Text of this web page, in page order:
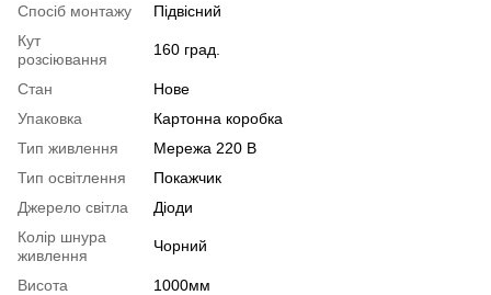
Спосіб монтажу
Підвісний
Кут
розсіювання
160 град.
Стан
Нове
Упаковка
Картонна коробка
Тип живлення
Мережа 220 В
Тип освітлення
Покажчик
Джерело світла
Діоди
Колір шнура
живлення
Чорний
Висота
1000мм